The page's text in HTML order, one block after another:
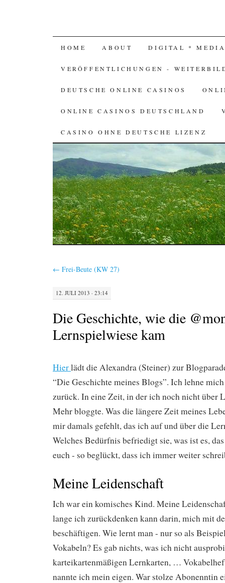
SKIP TO CONTENT
HOME ABOUT DIGITAL *
VERÖFFENTLICHUNGEN -
DEUTSCHE ONLINE CASINOS
ONLINE CASINOS DEUTSCHLAND
CASINO OHNE DEUTSCHE LIZENZ
← Frei-Beute (KW 27)
12. JULI 2013 · 23:14
Die Geschichte, wie die
Lernspielwiese kam
Hierlädt die Alexandra (Steiner) zur
“Die Geschichte meines Blogs”. Ich lehne
zurück. In eine Zeit, in der ich noch nicht über
Mehr bloggte. Was die längere Zeit meines
mir damals gefehlt, das ich auf und über die
Welches Bedürfnis befriedigt sie, was ist es,
euch - so beglückt, dass ich immer weiter
Meine Leidenschaft
Ich war ein komisches Kind. Meine
lange ich zurückdenken kann darin, mich mit
beschäftigen. Wie lernt man - nur so als
Vokabeln? Es gab nichts, was ich nicht
karteikartenmäßigen Lernkarten, …
nannte ich mein eigen. War stolze Abonenntin